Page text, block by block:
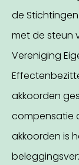
de
met de steun
Vereniging
akkoorden
compensatie
akkoorden is